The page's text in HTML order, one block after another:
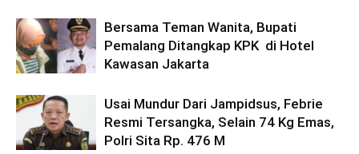
Bersama Teman Wanita, Bupati
Pemalang Ditangkap KPK di Hotel
Kawasan Jakarta
Usai Mundur Dari Jampidsus, Febrie
Resmi Tersangka, Selain 74 Kg Emas,
Polri Sita Rp. 476 M